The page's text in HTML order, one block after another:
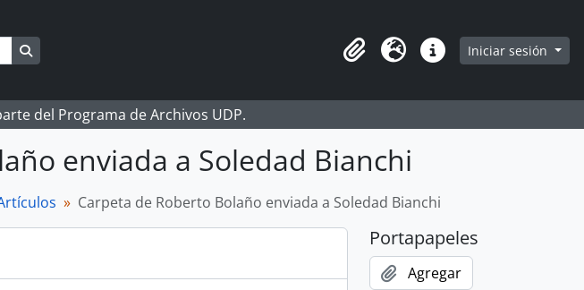
Portapapeles
Idioma Enlaces rápidos
Iniciar sesión
del Programa de Archivos UDP.
enviada a Soledad Bianchi
Carpeta de Roberto Bolaño enviada a Soledad Bianchi
Portapapeles
Agregar